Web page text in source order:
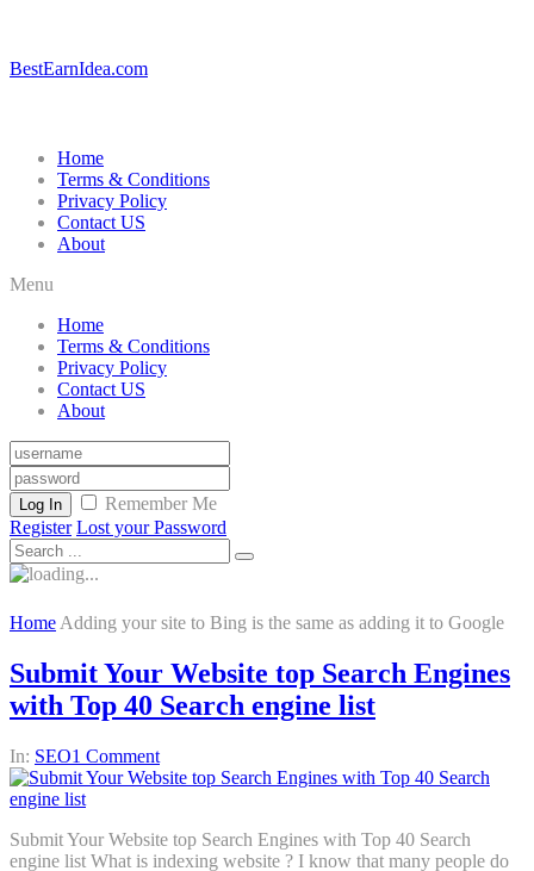
BestEarnIdea.com
Home
Terms & Conditions
Privacy Policy
Contact US
About
Menu
Home
Terms & Conditions
Privacy Policy
Contact US
About
Log In
Remember Me
Register Lost your Password
Home Adding your site to Bing is the same as adding it to Google
Submit Your Website top Search Engines
with Top 40 Search engine list
In: SEO1 Comment
Submit Your Website top Search Engines with Top 40 Search
engine list What is indexing website ? I know that many people do